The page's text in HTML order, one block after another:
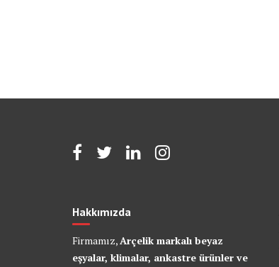
Hakkımızda
Firmamız,Arçelik markalı beyaz
eşyalar, klimalar, ankastre ürünler ve